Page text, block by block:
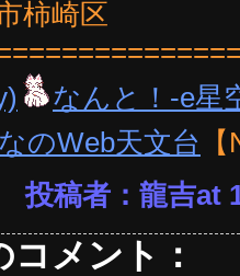
柿崎区
なんと！-e星
のWeb天文台
投稿者：龍吉at
メント：